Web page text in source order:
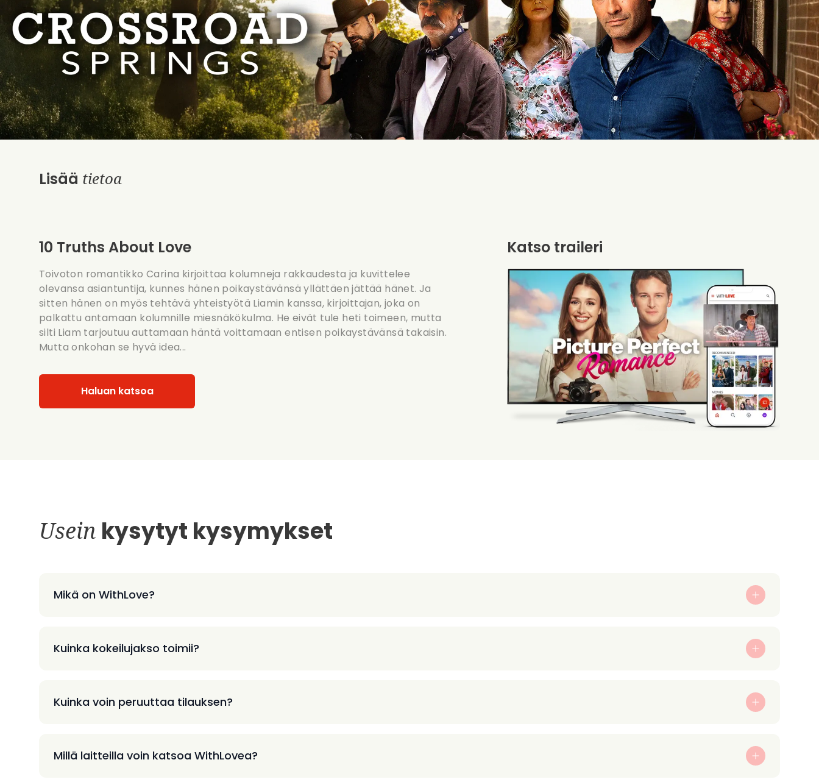
Lisää tietoa
10 Truths About Love
Toivoton romantikko Carina kirjoittaa kolumneja rakkaudesta ja kuvittelee
olevansa asiantuntija, kunnes hänen poikaystävänsä yllättäen jättää hänet. Ja
sitten hänen on myös tehtävä yhteistyötä Liamin kanssa, kirjoittajan, joka on
palkattu antamaan kolumnille miesnäkökulma. He eivät tule heti toimeen, mutta
silti Liam tarjoutuu auttamaan häntä voittamaan entisen poikaystävänsä takaisin.
Mutta onkohan se hyvä idea...
Haluan katsoa
Katso traileri
Usein kysytyt kysymykset
Mikä on WithLove?
Kuinka kokeilujakso toimii?
Kuinka voin peruuttaa tilauksen?
Millä laitteilla voin katsoa WithLovea?